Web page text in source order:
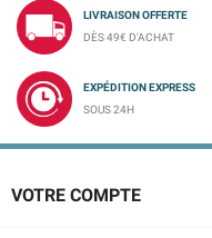
LIVRAISON OFFERTE
DÈS 49€ D'ACHAT
EXPÉDITION EXPRESS
SOUS 24H
VOTRE COMPTE